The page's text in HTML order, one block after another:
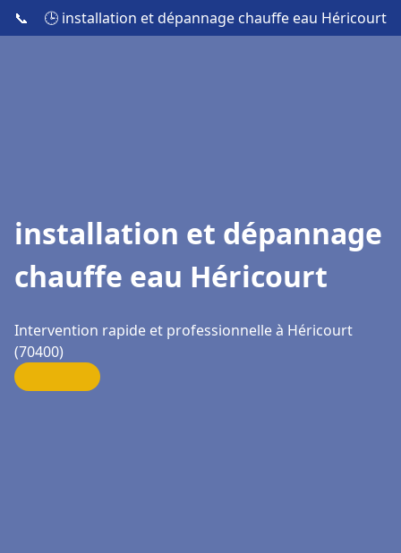
📞 🕒 installation et dépannage chauffe eau Héricourt
installation et dépannage
chauffe eau Héricourt
Intervention rapide et professionnelle à Héricourt
(70400)